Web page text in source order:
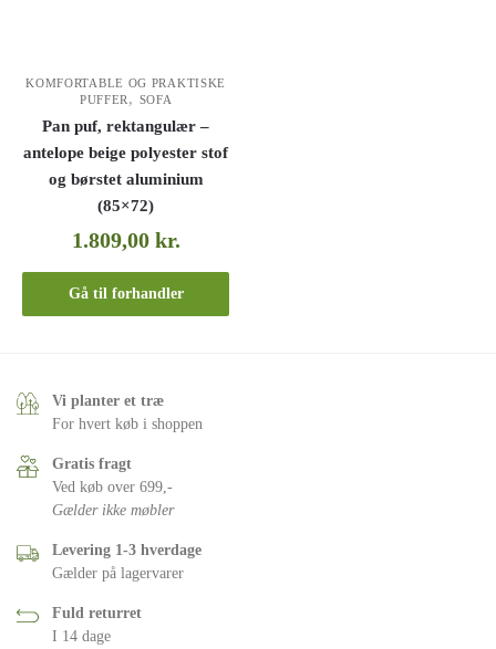
KOMFORTABLE OG PRAKTISKE
PUFFER , SOFA
Pan puf, rektangulær –
antelope beige polyester stof
og børstet aluminium
(85×72)
1.809,00 kr.
Gå til forhandler
Vi planter et træ
For hvert køb i shoppen
Gratis fragt
Ved køb over 699,-
Gælder ikke møbler
Levering 1-3 hverdage
Gælder på lagervarer
Fuld returret
I 14 dage